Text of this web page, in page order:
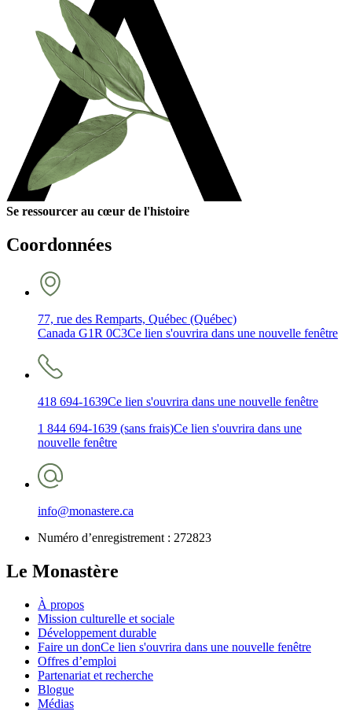
Se ressourcer au cœur de l'histoire
Coordonnées
77, rue des Remparts, Québec (Québec)
Canada G1R 0C3Ce lien s'ouvrira dans une nouvelle fenêtre
418 694-1639Ce lien s'ouvrira dans une nouvelle fenêtre
1 844 694-1639 (sans frais)Ce lien s'ouvrira dans une
nouvelle fenêtre
info@monastere.ca
Numéro d’enregistrement : 272823
Le Monastère
À propos
Mission culturelle et sociale
Développement durable
Faire un donCe lien s'ouvrira dans une nouvelle fenêtre
Offres d’emploi
Partenariat et recherche
Blogue
Médias